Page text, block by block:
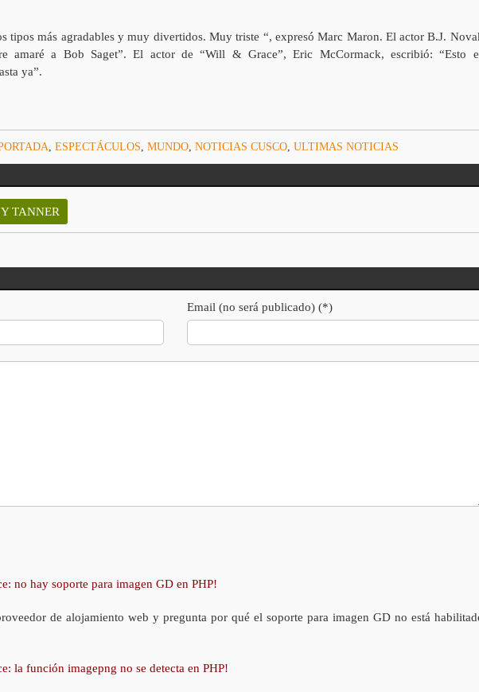
tipos más agradables y muy divertidos. Muy triste “, expresó Marc Maron. El actor B.J.
amaré a Bob Saget”. El actor de “Will & Grace”, Eric McCormack, escribió: “Esto
ya”.
ESPECTÁCULOS MUNDO, NOTICIAS CUSCO, ULTIMAS NOTICIAS
TANNER
Email (no será publicado) (*)
no hay soporte para imagen GD en PHP!
de alojamiento web y pregunta por qué el soporte para imagen GD no está
la función imagepng no se detecta en PHP!